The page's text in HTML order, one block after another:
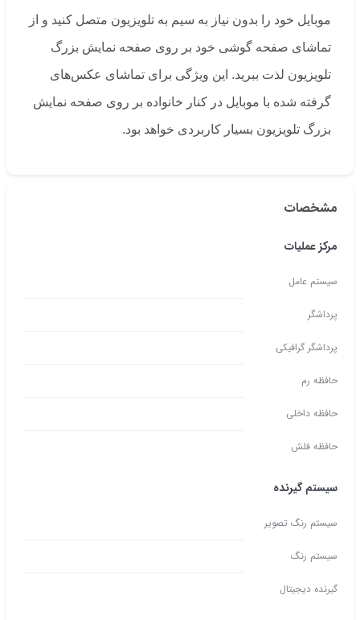
موبایل خود را بدون نیاز به سیم به تلویزیون متصل کنید و از
تماشای صفحه گوشی خود بر روی صفحه نمایش بزرگ
تلویزیون لذت ببرید. این ویژگی برای تماشای عکس‌های
گرفته شده با موبایل در کنار خانواده بر روی صفحه نمایش
بزرگ تلویزیون بسیار کاربردی خواهد بود.
مشخصات
مرکز عملیات
سیستم عامل
پرداشگر
پرداشگر گرافیکی
حافظه رم
حافظه داخلی
حافظه فلش
سیستم گیرنده
سیستم رنگ تصویر
سیستم رنگ
گیرنده دیجیتال